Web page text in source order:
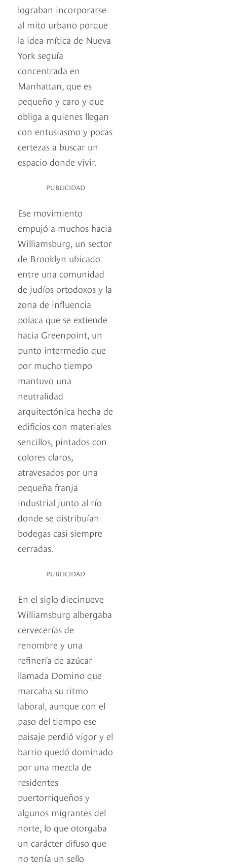
lograban incorporarse
al mito urbano porque
la idea mítica de Nueva
York seguía
concentrada en
Manhattan, que es
pequeño y caro y que
obliga a quienes llegan
con entusiasmo y pocas
certezas a buscar un
espacio donde vivir.
PUBLICIDAD
Ese movimiento
empujó a muchos hacia
Williamsburg, un sector
de Brooklyn ubicado
entre una comunidad
de judíos ortodoxos y la
zona de influencia
polaca que se extiende
hacia Greenpoint, un
punto intermedio que
por mucho tiempo
mantuvo una
neutralidad
arquitectónica hecha de
edificios con materiales
sencillos, pintados con
colores claros,
atravesados por una
pequeña franja
industrial junto al río
donde se distribuían
bodegas casi siempre
cerradas.
PUBLICIDAD
En el siglo diecinueve
Williamsburg albergaba
cervecerías de
renombre y una
refinería de azúcar
llamada Domino que
marcaba su ritmo
laboral, aunque con el
paso del tiempo ese
paisaje perdió vigor y el
barrio quedó dominado
por una mezcla de
residentes
puertorriqueños y
algunos migrantes del
norte, lo que otorgaba
un carácter difuso que
no tenía un sello